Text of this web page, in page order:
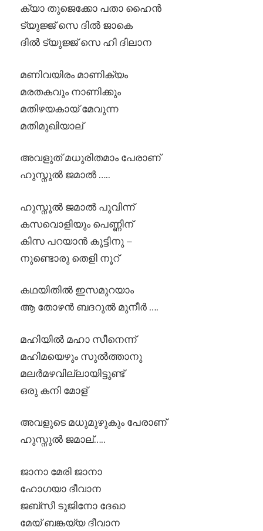
ക്യാ തുജെക്കോ പതാ ഹൈൻ
ട്യുജ്ജ് സെ ദിൽ ജാകെ
ദിൽ ട്യുജ്ജ് സെ ഹി ദിലാന
മണിവയിരം മാണിക്യം
മരതകവും നാണിക്കും
മതിഴയകായ് മേവുന്ന
മതിമുഖിയാല്
അവളുത് മധുരിതമാം പേരാണ്‌
ഹുസ്നുൽ ജമാൽ …..
ഹുസ്നൂൽ ജമാൽ പൂവിന്ന്
കസവൊളിയും പെണ്ണിന്
കിസ പറയാൻ കൂട്ടിനു –
നുണ്ടൊരു തെളി നൂറ്
കഥയിതിൽ ഇസമുറയാം
ആ തോഴൻ ബദറുൽ മുനീർ ….
മഹിയിൽ മഹാ സീനെന്ന്
മഹിമയെഴും സുൽത്താനു
മലർമഴവില്ലായിട്ടുണ്ട്
ഒരു കനി മോള്
അവളുടെ മധുമുഴുകും പേരാണ്
ഹുസ്നുൽ ജമാല്…..
ജാനാ മേരി ജാനാ
ഹോഗയാ ദീവാന
ജബ്‌സീ ടുജിനോ ദേഖാ
മേയ് ബങ്കയ്യ ദീവാന